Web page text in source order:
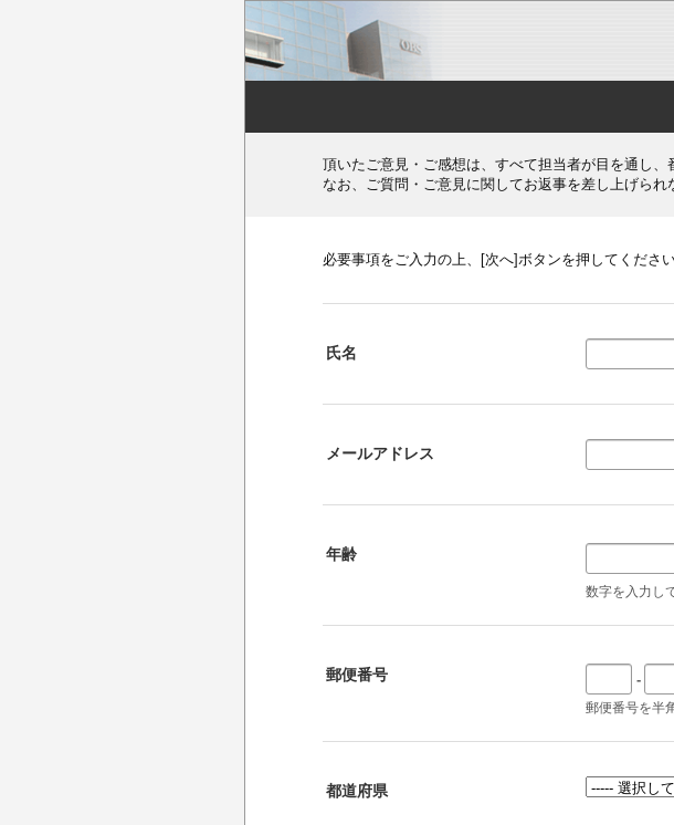
頂いたご意見・ご感想は、すべて担当者が目を通し
なお、ご質問・ご意見に関してお返事を差し上げられ
必要事項をご入力の上、[次へ]ボタンを押してください
氏名
メールアドレス
年齢
数字を入力し
郵便番号 -
郵便番号を半
都道府県